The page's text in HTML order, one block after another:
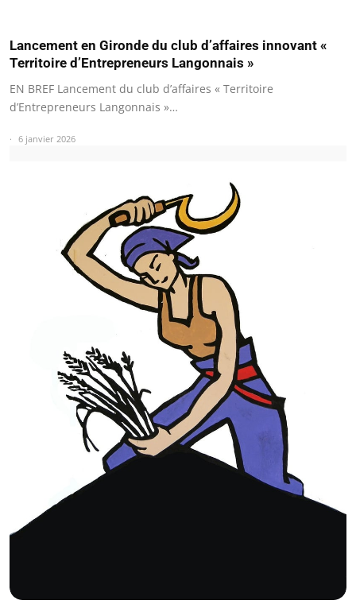
Lancement en Gironde du club d’affaires innovant «
Territoire d’Entrepreneurs Langonnais »
EN BREF Lancement du club d’affaires « Territoire
d’Entrepreneurs Langonnais »…
6 janvier 2026